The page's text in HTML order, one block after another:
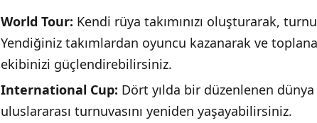
World Tour: Kendi rüya takımınızı oluşturarak,
Yendiğiniz takımlardan oyuncu kazanarak ve
ekibinizi güçlendirebilirsiniz.
International Cup: Dört yılda bir düzenlenen
uluslararası turnuvasını yeniden yaşayabilirsiniz.